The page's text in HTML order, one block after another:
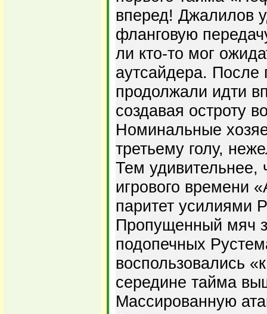
вперед! Джалилов
фланговую
ли кто-то мог
аутсайдера.
продолжали идти
создавая остроту
Номинальные
третьему голу,
Тем удивительнее,
игрового времени
паритет усилиями
Пропущенный мяч
подопечных
воспользовались
середине тайма
Массированную